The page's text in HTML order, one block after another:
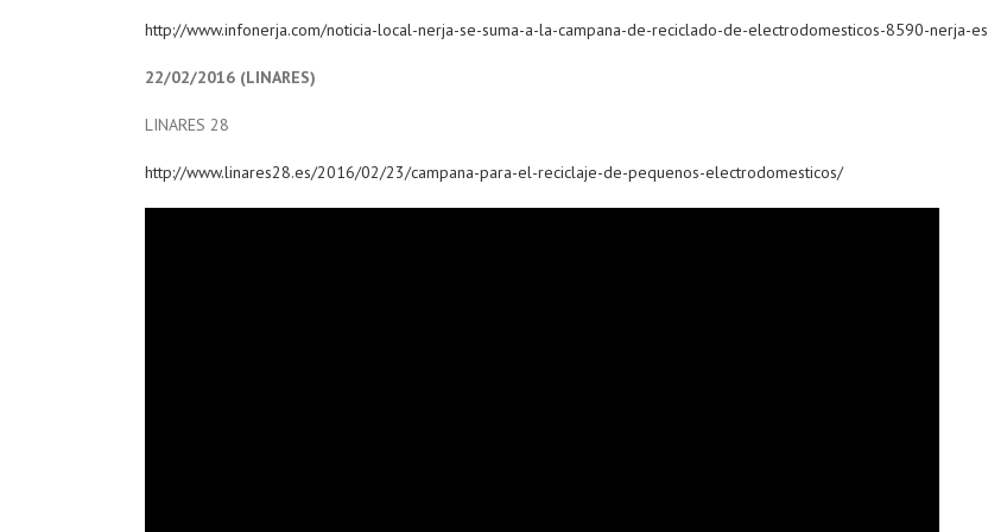
http://www.infonerja.com/noticia-local-nerja-se-suma-a-la-campana-de-reciclado-de-electrodomesticos-8590-nerja-es
22/02/2016 (LINARES)
LINARES 28
http://www.linares28.es/2016/02/23/campana-para-el-reciclaje-de-pequenos-electrodomesticos/